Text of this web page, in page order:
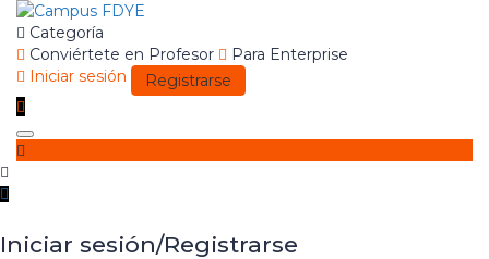
Categoría
Conviértete en Profesor
Para Enterprise
Iniciar sesión
Registrarse
Toggle
navigation
Iniciar sesión/Registrarse